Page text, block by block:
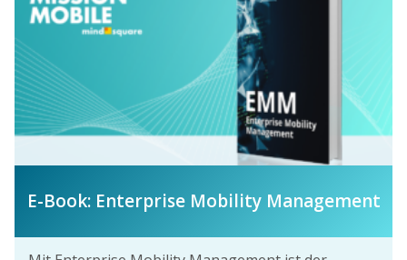
E-Book: Enterprise Mobility Management